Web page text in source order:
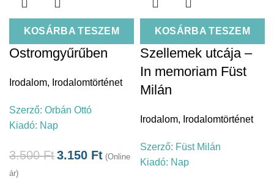
KOSÁRBA TESZEM
Ostromgyűrűben
Irodalom, Irodalomtörténet
Szerző: Orbán Ottó
Kiadó: Nap
3.500Ft3.150 Ft (Online
ár)
KOSÁRBA TESZEM
Szellemek utcája –
In memoriam Füst
Milán
Irodalom, Irodalomtörténet
Szerző: Füst Milán
Kiadó: Nap